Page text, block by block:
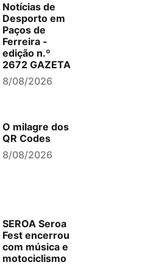
Notícias de
Desporto em
Paços de
Ferreira -
edição n.º
2672 GAZETA
8/08/2026
O milagre dos
QR Codes
8/08/2026
SEROA Seroa
Fest encerrou
com música e
motociclismo